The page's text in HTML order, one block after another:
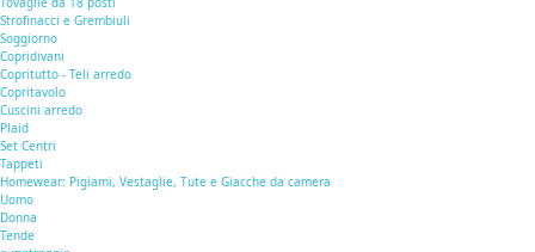
Strofinacci e Grembiuli
Soggiorno
Copridivani
Copritutto - Teli arredo
Copritavolo
Cuscini arredo
Plaid
Set Centri
Tappeti
Homewear: Pigiami, Vestaglie, Tute e Giacche da camera
Uomo
Donna
Tende